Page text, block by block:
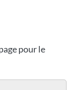
pour le